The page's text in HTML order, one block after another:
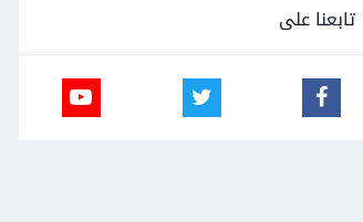
تابعنا على